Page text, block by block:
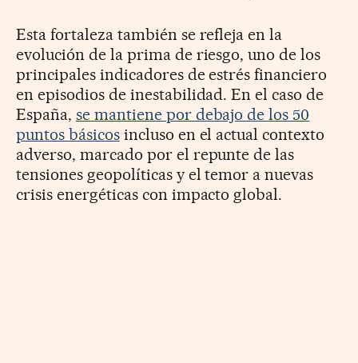
Esta fortaleza también se refleja en la
evolución de la prima de riesgo, uno de los
principales indicadores de estrés financiero
en episodios de inestabilidad. En el caso de
España, se mantiene por debajo de los 50
puntos básicosincluso en el actual contexto
adverso, marcado por el repunte de las
tensiones geopolíticas y el temor a nuevas
crisis energéticas con impacto global.